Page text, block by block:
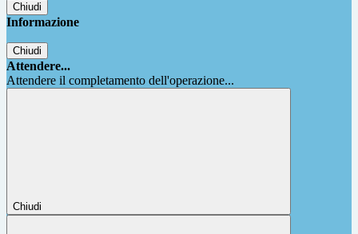
Chiudi
Informazione
Chiudi
Attendere...
Attendere il completamento dell'operazione...
Chiudi